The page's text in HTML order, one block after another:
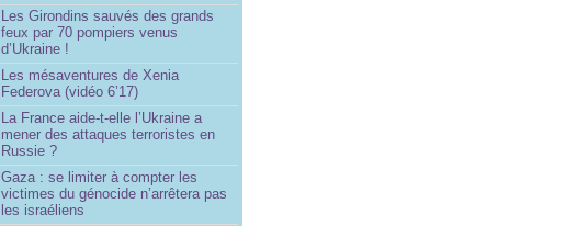
Les Girondins sauvés des grands
feux par 70 pompiers venus
d’Ukraine !
Les mésaventures de Xenia
Federova (vidéo 6’17)
La France aide-t-elle l’Ukraine a
mener des attaques terroristes en
Russie ?
Gaza : se limiter à compter les
victimes du génocide n’arrêtera pas
les israéliens